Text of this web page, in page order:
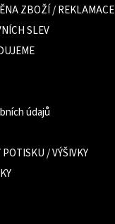
ZBOŽÍ / REKLAMACE
SLEV
údajů
/ VÝŠIVKY